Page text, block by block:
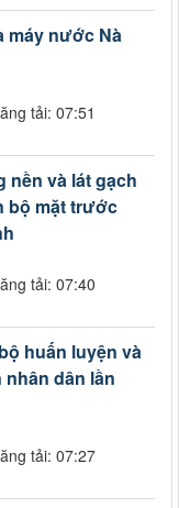
máy nước Nà
tải: 07:51
nền và lát gạch
bộ mặt trước
tải: 07:40
huấn luyện và
dân lần
tải: 07:27